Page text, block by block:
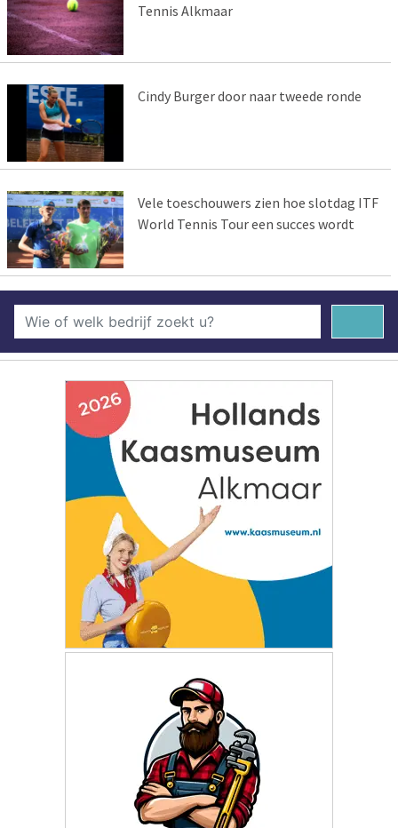
Tennis Alkmaar
Cindy Burger door naar tweede ronde
Vele toeschouwers zien hoe slotdag ITF
World Tennis Tour een succes wordt